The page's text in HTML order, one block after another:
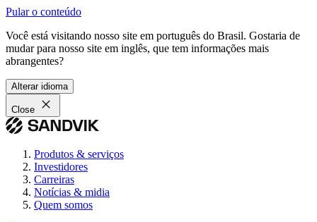
Pular o conteúdo
Você está visitando nosso site em português do Brasil. Gostaria de
mudar para nosso site em inglês, que tem informações mais
abrangentes?
Alterar idioma
Close
Produtos & serviços
Investidores
Carreiras
Notícias & midia
Quem somos